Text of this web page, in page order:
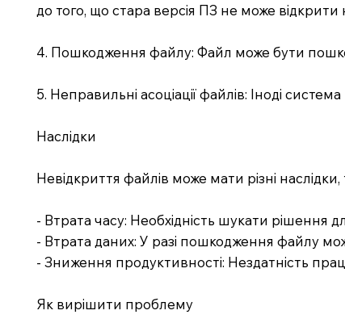
до того, що стара версія ПЗ не може
4. Пошкодження файлу: Файл може бути
5. Неправильні асоціації файлів: Іноді
Наслідки
Невідкриття файлів може мати різні наслідки,
- Втрата часу: Необхідність шукати рішення
- Втрата даних: У разі пошкодження файлу
- Зниження продуктивності: Нездатність
Як вирішити проблему